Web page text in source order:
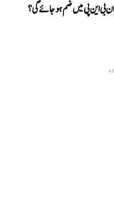
بی این پی میں ضم ہو جائے گی؟